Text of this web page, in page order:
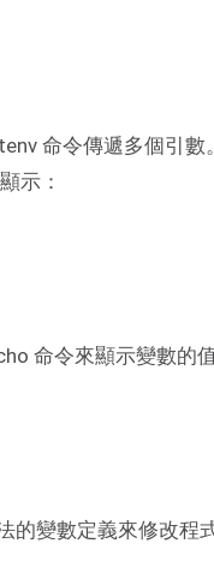
命令傳遞多個引數
示：
命令來顯示變數的
的變數定義來修改程